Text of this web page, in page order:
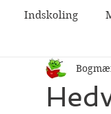
Indskoling
2026